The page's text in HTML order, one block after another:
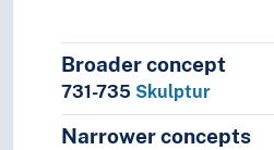
Broader concept
731-735 Skulptur
Narrower concepts